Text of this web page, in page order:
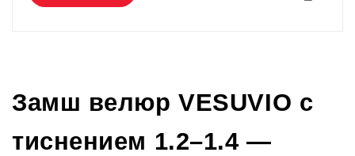
Замш велюр VESUVIO с
тиснением 1.2–1.4 —